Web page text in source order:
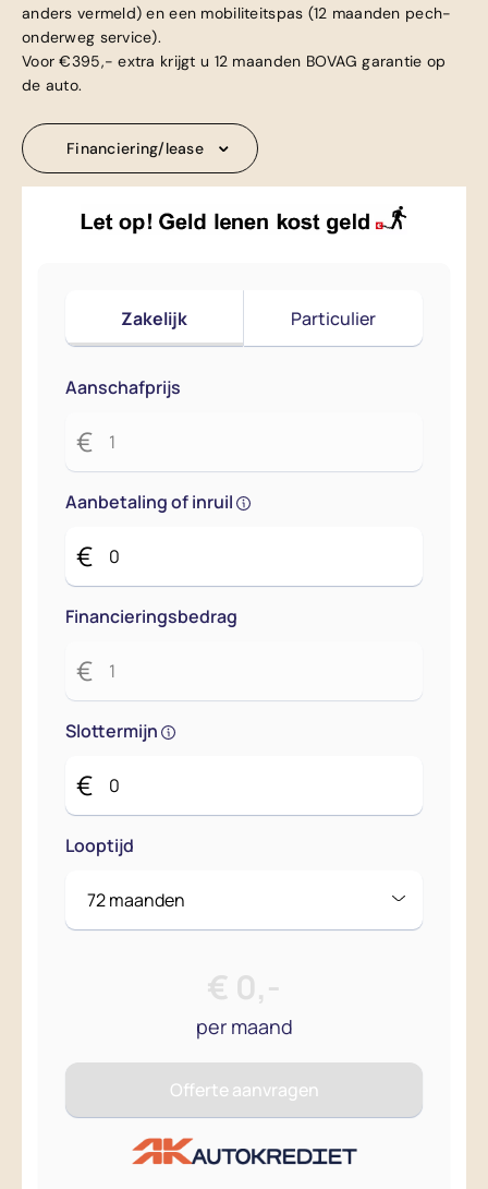
anders vermeld) en een mobiliteitspas (12 maanden pech-
onderweg service).
Voor €395,- extra krijgt u 12 maanden BOVAG garantie op
de auto.
Financiering/lease